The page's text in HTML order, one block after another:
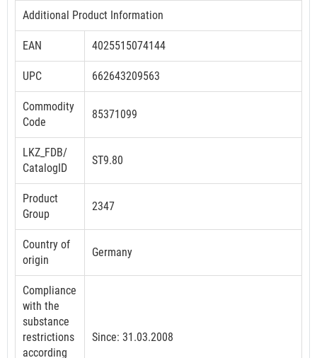
Additional Product Information
EAN 4025515074144
UPC 662643209563
Commodity
Code
85371099
LKZ_FDB/
CatalogID
ST9.80
Product
Group
2347
Country of
origin
Germany
Compliance
with the
substance
restrictions
according
Since: 31.03.2008